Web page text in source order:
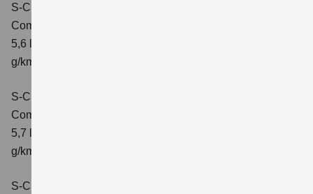
S-Cross 1.4 BOOSTERJET HYBRID ALLGRIP
Comfort
5,6 l/100 km; kombinierter Wert der CO2-Emission: 131
g/km; CO2-Klasse: D
S-Cross 1.4 BOOSTERJET HYBRID ALLGRIP
Comfort+
5,7 l/100 km; kombinierter Wert der CO2-Emission: 131
g/km; CO2-Klasse: D
S-Cross 1.4 BOOSTERJET HYBRID ALLGRIP AT